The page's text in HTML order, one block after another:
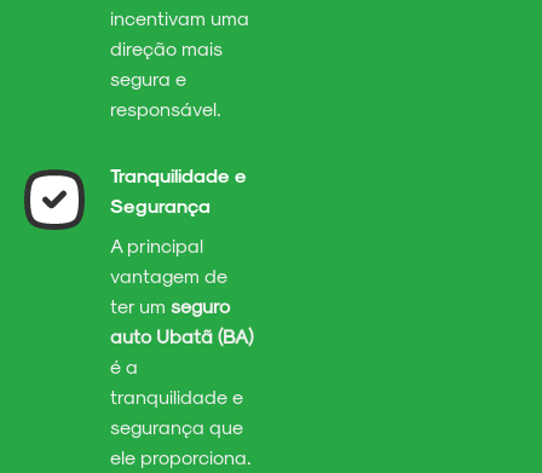
incentivam uma
direção mais
segura e
responsável.
Tranquilidade e
Segurança
A principal
vantagem de
ter um seguro
auto Ubatã (BA)
é a
tranquilidade e
segurança que
ele proporciona.